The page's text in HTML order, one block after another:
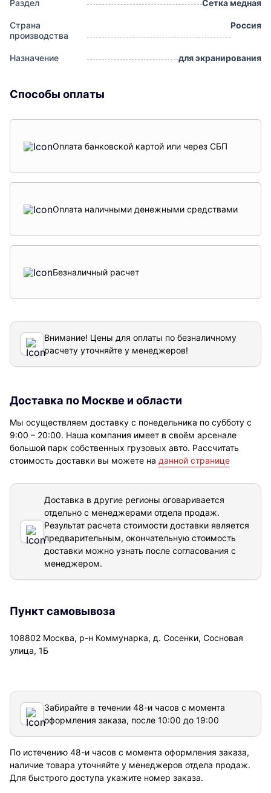
Раздел Сетка медная
Страна
производства
Россия
Назначение для экранирования
Способы оплаты
Оплата банковской картой или через СБП
Оплата наличными денежными средствами
Безналичный расчет
Внимание! Цены для оплаты по безналичному
расчету уточняйте у менеджеров!
Доставка по Москве и области
Мы осуществляем доставку с понедельника по субботу с
9:00 – 20:00. Наша компания имеет в своём арсенале
большой парк собственных грузовых авто. Рассчитать
стоимость доставки вы можете на данной странице
Доставка в другие регионы оговаривается
отдельно с менеджерами отдела продаж.
Результат расчета стоимости доставки является
предварительным, окончательную стоимость
доставки можно узнать после согласования с
менеджером.
Пункт самовывоза
108802 Москва, р-н Коммунарка, д. Сосенки, Сосновая
улица, 1Б
Забирайте в течении 48-и часов с момента
оформления заказа, после 10:00 до 19:00
По истечению 48-и часов с момента оформления заказа,
наличие товара уточняйте у менеджеров отдела продаж.
Для быстрого доступа укажите номер заказа.